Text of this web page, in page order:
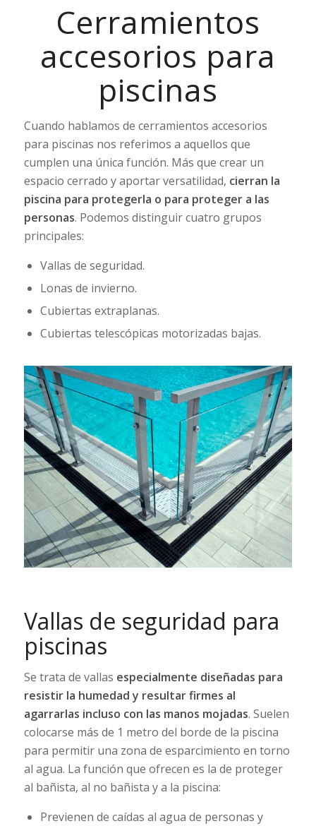
Cerramientos
accesorios para
piscinas
Cuando hablamos de cerramientos accesorios
para piscinas nos referimos a aquellos que
cumplen una única función. Más que crear un
espacio cerrado y aportar versatilidad, cierran la
piscina para protegerla o para proteger a las
personas. Podemos distinguir cuatro grupos
principales:
Vallas de seguridad.
Lonas de invierno.
Cubiertas extraplanas.
Cubiertas telescópicas motorizadas bajas.
Vallas de seguridad para
piscinas
Se trata de vallas especialmente diseñadas para
resistir la humedad y resultar firmes al
agarrarlas incluso con las manos mojadas. Suelen
colocarse más de 1 metro del borde de la piscina
para permitir una zona de esparcimiento en torno
al agua. La función que ofrecen es la de proteger
al bañista, al no bañista y a la piscina:
Previenen de caídas al agua de personas y